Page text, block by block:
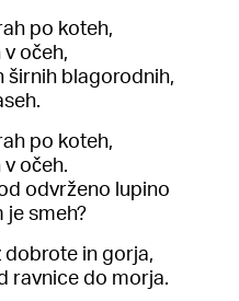
po koteh,
očeh,
širnih blagorodnih,
po koteh,
očeh.
odvrženo lupino
je smeh?
dobrote in gorja,
ravnice do morja.